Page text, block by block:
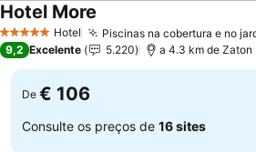
5 Estrelas Hotel Piscinas na cobertura e no
Hotel More
9,2 Excelente 5.220 a 4.3 km de Zaton
De € 106
Consulte os preços de 16 sites